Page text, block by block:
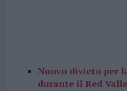
Nuovo divieto per
durante il Red